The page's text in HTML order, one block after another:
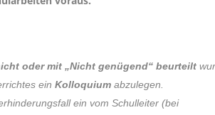
oder mit „Nicht genügend“ beurteilt
ein Kolloquium abzulegen.
ein vom Schulleiter (bei